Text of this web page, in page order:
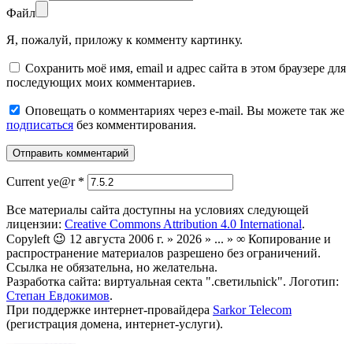
Файл
Я, пожалуй, приложу к комменту картинку.
Сохранить моё имя, email и адрес сайта в этом браузере для
последующих моих комментариев.
Оповещать о комментариях через e-mail. Вы можете так же
подписаться без комментирования.
Current ye@r *
Все материалы сайта доступны на условиях следующей
лицензии: Creative Commons Attribution 4.0 International.
Copyleft 😉 12 августа 2006 г. » 2026 » ... » ∞ Копирование и
распространение материалов разрешено без ограничений.
Ссылка не обязательна, но желательна.
Разработка сайта: виртуальная секта ".светильnick". Логотип:
Степан Евдокимов.
При поддержке интернет-провайдера Sarkor Telecom
(регистрация домена, интернет-услуги).